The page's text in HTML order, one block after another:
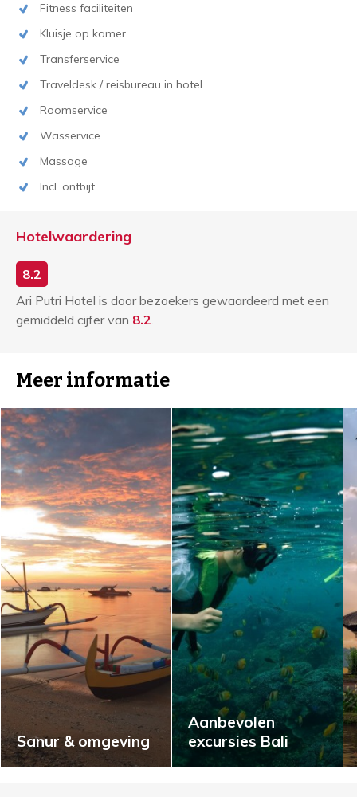
Fitness faciliteiten
Kluisje op kamer
Transferservice
Traveldesk / reisbureau in hotel
Roomservice
Wasservice
Massage
Incl. ontbijt
Hotelwaardering
8.2
Ari Putri Hotel is door bezoekers gewaardeerd met een
gemiddeld cijfer van 8.2.
Meer informatie
Sanur & omgeving
Aanbevolen
excursies Bali